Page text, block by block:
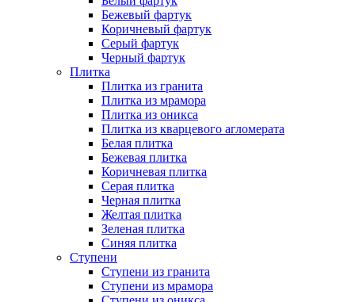
Бежевый фартук
Коричневый фартук
Серый фартук
Черный фартук
Плитка
Плитка из гранита
Плитка из мрамора
Плитка из оникса
Плитка из кварцевого агломерата
Белая плитка
Бежевая плитка
Коричневая плитка
Серая плитка
Черная плитка
Желтая плитка
Зеленая плитка
Синяя плитка
Ступени
Ступени из гранита
Ступени из мрамора